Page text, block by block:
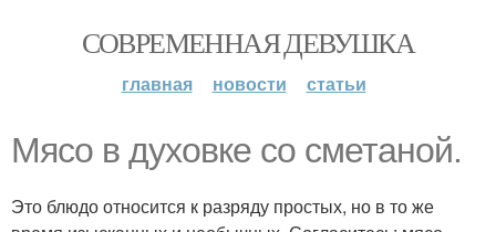
СОВРЕМЕННАЯ ДЕВУШКА
главная новости статьи
Мясо в духовке со сметаной.
Это блюдо относится к разряду простых, но в то же